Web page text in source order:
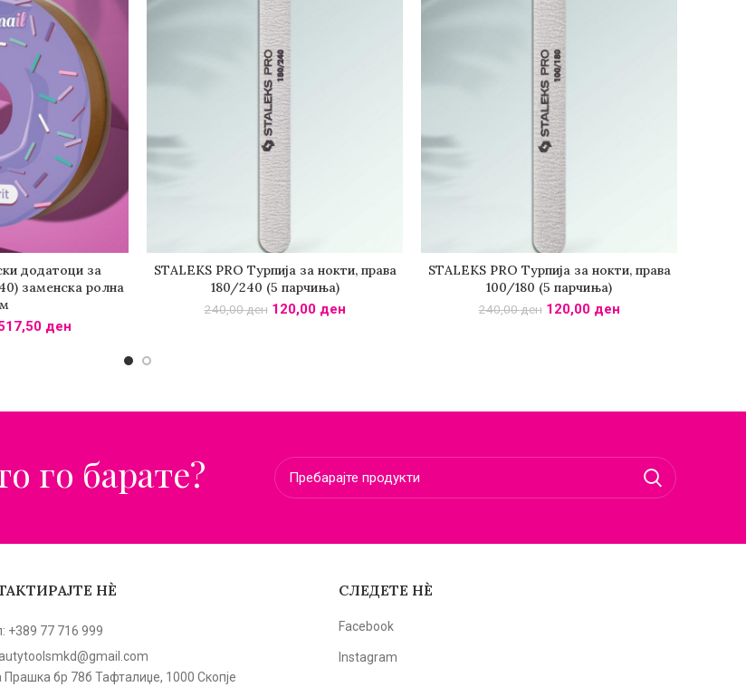
КОШНИЧКА
додатоци за
заменска ролна
ден
ДОДАДИ ВО КОШНИЧКА
STALEKS PRO Турпија за нокти, права
180/240 (5 парчиња)
240,00ден 120,00 ден
ДОДАДИ ВО КОШНИЧКА
STALEKS PRO Турпија за нокти, права
100/180 (5 парчиња)
240,00ден 120,00 ден
го барате?
НЀ
+389 77 716 999
Прашка бр 78б Тафталиџе, 1000 Скопје
СЛЕДЕТЕ НЀ
Facebook
Instagram